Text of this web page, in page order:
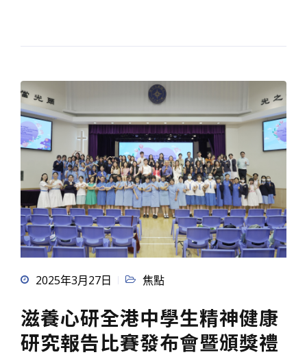
2025年3月27日 焦點
滋養心研全港中學生精神健康
研究報告比賽發布會暨頒獎禮